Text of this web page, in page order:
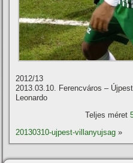
2012/13
2013.03.10. Ferencváros – Újpest
Leonardo
Teljes méret
20130310-ujpest-villanyujsag »